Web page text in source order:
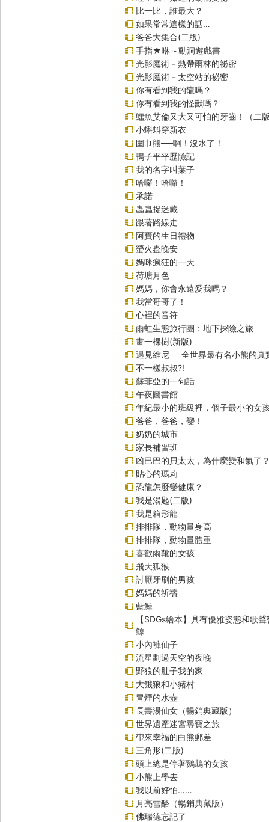
比一比，誰最大？
如果常常這樣的話…
爸爸大集合(二版)
手指★咻～動洞遊戲書
光影魔術－熱帶雨林的祕密
光影魔術－太空站的祕密
你有看到我的龍嗎？
你有看到我的怪獸嗎？
鱷魚艾倫又大又可怕的牙齒！（二
小蝌蚪穿新衣
圍巾熊──啊！沒水了！
鴨子平平歷險記
我的名字叫葉子
哈囉！哈囉！
承諾
蟲蟲捉迷藏
跟著路線走
阿寶的生日禮物
螢火蟲晚安
媽咪瘋狂的一天
荷塘月色
媽媽，你會永遠愛我嗎？
我當哥哥了！
心裡的音符
雨蛙生態旅行團：地下探險之旅
畫一棵樹(新版)
遇見維尼──全世界最有名小熊的真
不一樣叔叔?!
蘇菲亞的一句話
午夜圖書館
年紀最小的班級裡，個子最小的女
爸爸，爸爸，變！
奶奶的城市
家長補習班
凶巴巴的貝太太，為什麼變和氣了
貼心的瑪莉
恐龍怎麼變健康？
我是湯匙(二版)
我是箱形龍
排排隊，動物量身高
排排隊，動物量體重
喜歡雨靴的女孩
飛天狐猴
討厭牙刷的男孩
媽媽的祈禱
藍鯨
【SDGs繪本】具有優雅姿態和歌
鯨
小內褲仙子
流星劃過天空的夜晚
野狼的肚子我的家
大餓狼和小豬村
冒煙的水壺
長壽湯仙女（暢銷典藏版）
世界遺產迷宮尋寶之旅
帶來幸福的白熊郵差
三角形(二版)
頭上總是停著鸚鵡的女孩
小熊上學去
我以前好怕……
月亮雪酪（暢銷典藏版）
佛瑞德忘記了